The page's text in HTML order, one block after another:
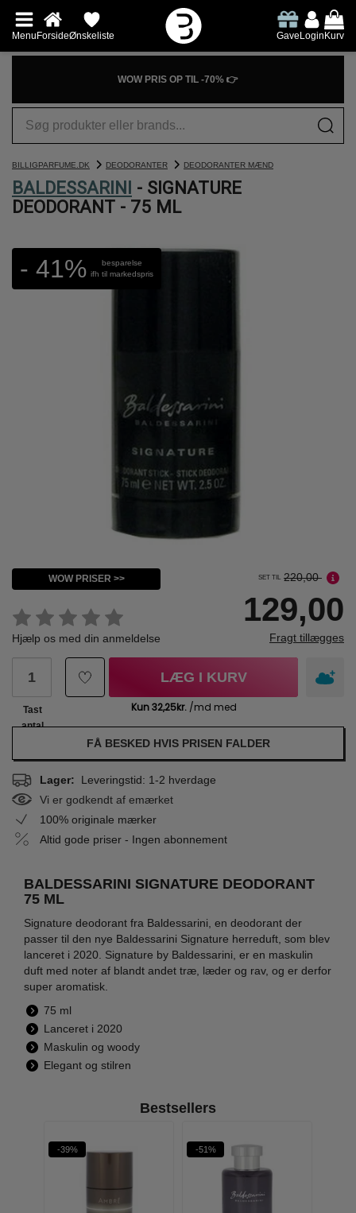
MenuForsideØnskeliste GaveLoginKurv
WOW PRIS OP TIL -70% 👉
BILLIGPARFUME.DK DEODORANTER DEODORANTER MÆND
BALDESSARINI - SIGNATURE
DEODORANT - 75 ML
- 41%
besparelse
ifh til markedspris
WOW PRISER >>
Hjælp os med din anmeldelse
SET TIL 220,00
129,00
Fragt tillægges
Tast
antal
LÆG I KURV
FÅ BESKED HVIS PRISEN FALDER
Lager: Leveringstid: 1-2 hverdage
Vi er godkendt af emærket
100% originale mærker
Altid gode priser - Ingen abonnement
BALDESSARINI SIGNATURE DEODORANT
75 ML
Signature deodorant fra Baldessarini, en deodorant der
passer til den nye Baldessarini Signature herreduft, som blev
lanceret i 2020. Signature by Baldessarini, er en maskulin
duft med noter af blandt andet træ, læder og rav, og er derfor
super aromatisk.
75 ml
Lanceret i 2020
Maskulin og woody
Elegant og stilren
Bestsellers
-39% -51%